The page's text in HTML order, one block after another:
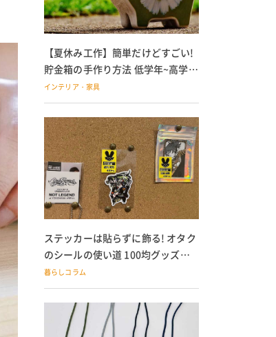
【夏休み工作】簡単だけどすごい!
貯金箱の手作り方法 低学年~高学年
の子どもにも
インテリア・家具
ステッカーは貼らずに飾る! オタク
のシールの使い道 100均グッズで
の飾り方も
暮らしコラム